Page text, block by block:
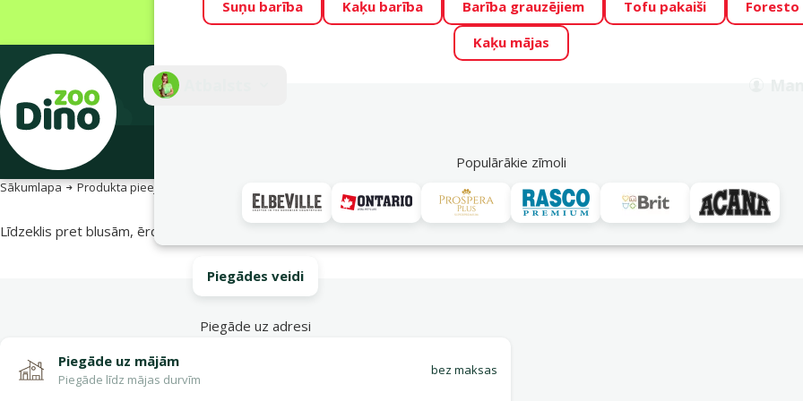
Visu mēnesi Dino Zoo piedāvā lieliskas cenas mīluļu TOP barībām! 🍖 →
Fotokonkurss “GADA ŪSAIŅI”! Varbūt tieši Tavs mīlulis būs 2027. gada
Suņu barība Kaķu barība Barība grauzējiem Tofu pakaiši
Foresto
Kaķu mājas
Populārākie zīmoli
Akciju piedāvājumi
Sākumlapa Produkta pieejamība
Piegādes iespējas
Līdzeklis pret blusām, ērcēm suņiem – Frontline Combo Dog M ,N3
Piegādes veidi
Piegāde uz adresi
Piegāde uz mājām
Piegāde līdz mājas durvīm
bez maksas